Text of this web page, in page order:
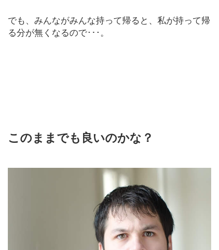
でも、みんながみんな持って帰ると、私が持って帰
る分が無くなるので･･･。
このままでも良いのかな？